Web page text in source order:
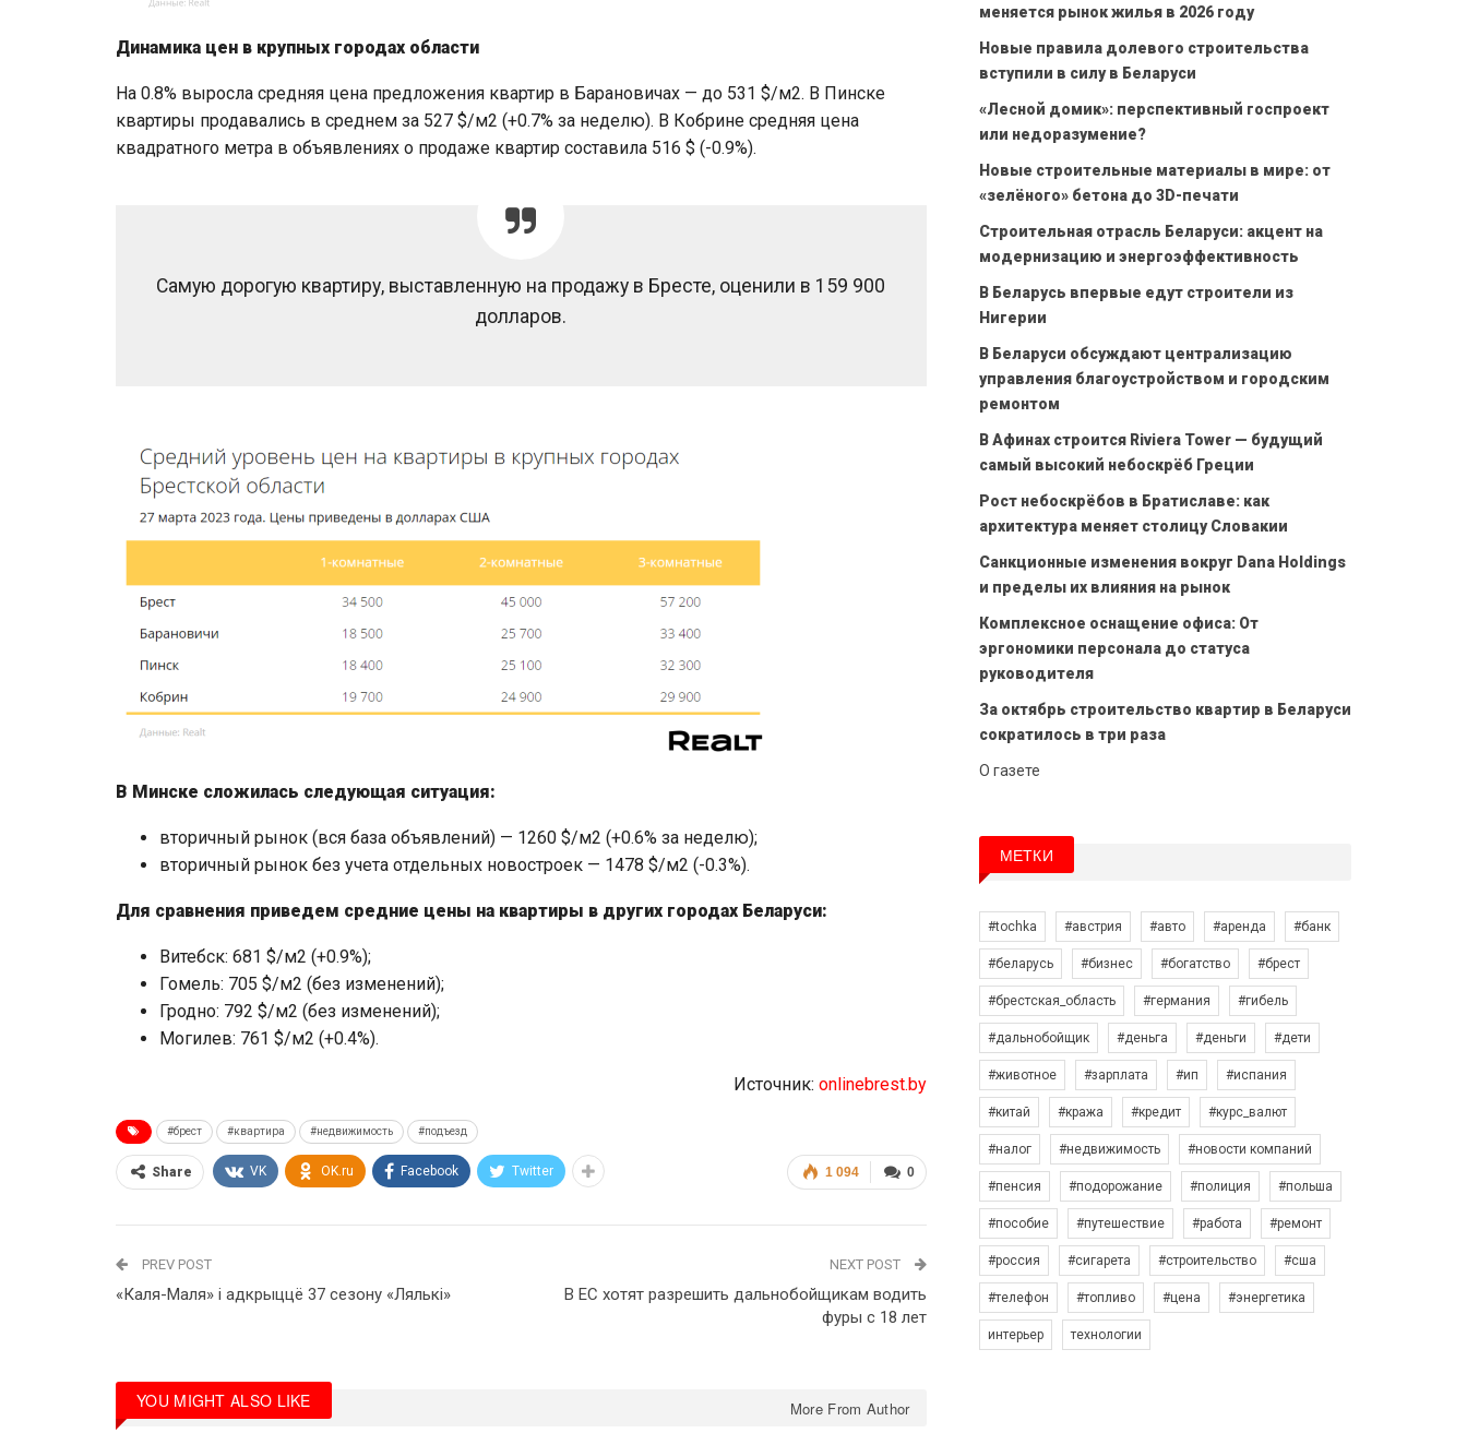
Динамика цен в крупных городах области
На 0.8% выросла средняя цена предложения квартир в Барановичах — до 531 $/м2. В Пинске
квартиры продавались в среднем за 527 $/м2 (+0.7% за неделю). В Кобрине средняя цена
квадратного метра в объявлениях о продаже квартир составила 516 $ (-0.9%).
Самую дорогую квартиру, выставленную на продажу в Бресте, оценили в 159 900
долларов.
В Минске сложилась следующая ситуация:
вторичный рынок (вся база объявлений) — 1260 $/м2 (+0.6% за неделю);
вторичный рынок без учета отдельных новостроек — 1478 $/м2 (-0.3%).
Для сравнения приведем средние цены на квартиры в других городах Беларуси:
Витебск: 681 $/м2 (+0.9%);
Гомель: 705 $/м2 (без изменений);
Гродно: 792 $/м2 (без изменений);
Могилев: 761 $/м2 (+0.4%).
Источник: onlinebrest.by
#брест #квартира #недвижимость #подъезд
0
1 094
Share VK OK.ru Facebook Twitter
PREV POST
«Каля-Маля» і адкрыццё 37 сезону «Лялькі»
NEXT POST
В ЕС хотят разрешить дальнобойщикам водить
фуры с 18 лет
YOU MIGHT ALSO LIKE More From Author
меняется рынок жилья в 2026 году
Новые правила долевого строительства
вступили в силу в Беларуси
«Лесной домик»: перспективный госпроект
или недоразумение?
Новые строительные материалы в мире: от
«зелёного» бетона до 3D-печати
Строительная отрасль Беларуси: акцент на
модернизацию и энергоэффективность
В Беларусь впервые едут строители из
Нигерии
В Беларуси обсуждают централизацию
управления благоустройством и городским
ремонтом
В Афинах строится Riviera Tower — будущий
самый высокий небоскрёб Греции
Рост небоскрёбов в Братиславе: как
архитектура меняет столицу Словакии
Санкционные изменения вокруг Dana Holdings
и пределы их влияния на рынок
Комплексное оснащение офиса: От
эргономики персонала до статуса
руководителя
За октябрь строительство квартир в Беларуси
сократилось в три раза
О газете
МЕТКИ
#tochka #австрия #авто #аренда #банк
#беларусь #бизнес #богатство #брест
#брестская_область #германия #гибель
#дальнобойщик #деньга #деньги #дети
#животное #зарплата #ип #испания
#китай #кража #кредит #курс_валют
#налог #недвижимость #новости компаний
#пенсия #подорожание #полиция #польша
#пособие #путешествие #работа #ремонт
#россия #сигарета #строительство #сша
#телефон #топливо #цена #энергетика
интерьер технологии